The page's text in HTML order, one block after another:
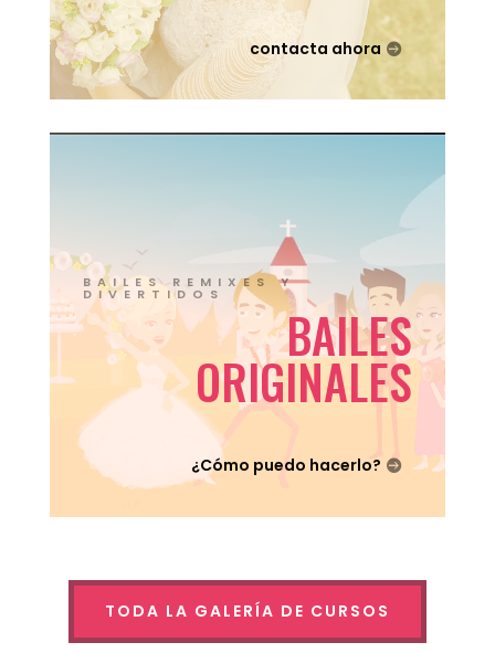
contacta ahora
BAILES REMIXES Y
DIVERTIDOS
BAILES
ORIGINALES
¿Cómo puedo hacerlo?
TODA LA GALERÍA DE CURSOS